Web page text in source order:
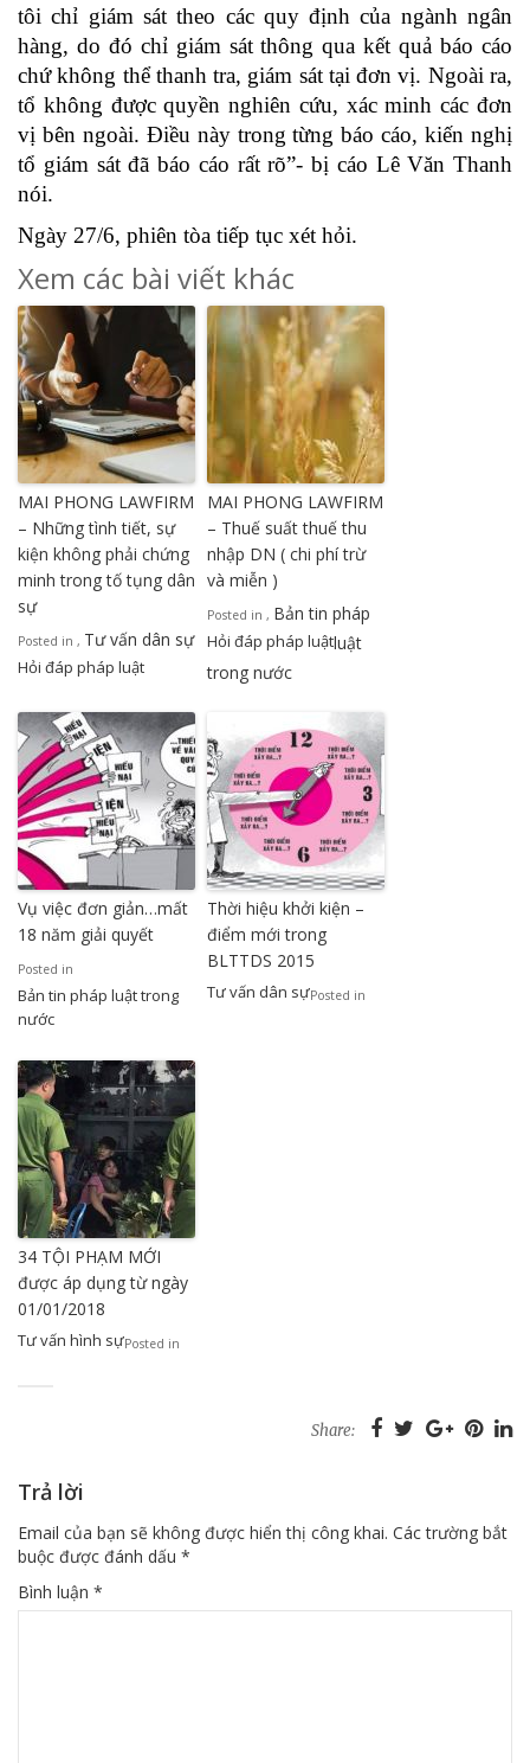
tôi chỉ giám sát theo các quy định của ngành ngân
hàng, do đó chỉ giám sát thông qua kết quả báo cáo
chứ không thể thanh tra, giám sát tại đơn vị. Ngoài ra,
tổ không được quyền nghiên cứu, xác minh các đơn
vị bên ngoài. Điều này trong từng báo cáo, kiến nghị
tổ giám sát đã báo cáo rất rõ”- bị cáo Lê Văn Thanh
nói.
Ngày 27/6, phiên tòa tiếp tục xét hỏi.
Xem các bài viết khác
MAI PHONG LAWFIRM
– Những tình tiết, sự
kiện không phải chứng
minh trong tố tụng dân
sự
Posted in
Hỏi đáp pháp luật
, Tư vấn dân sự
MAI PHONG LAWFIRM
– Thuế suất thuế thu
nhập DN ( chi phí trừ
và miễn )
Posted in
Hỏi đáp pháp luật
, Bản tin pháp
luật
trong nước
Vụ việc đơn giản…mất
18 năm giải quyết
Posted in
Bản tin pháp luật trong
nước
Thời hiệu khởi kiện –
điểm mới trong
BLTTDS 2015
Posted in
Tư vấn dân sự
34 TỘI PHẠM MỚI
được áp dụng từ ngày
01/01/2018
Posted in
Tư vấn hình sự
Share:
Trả lời
Email của bạn sẽ không được hiển thị công khai. Các trường bắt
buộc được đánh dấu *
Bình luận *